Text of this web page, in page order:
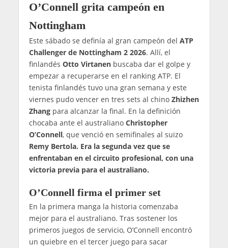
O’Connell grita campeón en
Nottingham
Este sábado se definía al gran campeón del ATP
Challenger de Nottingham 2 2026. Allí, el
finlandés Otto Virtanenbuscaba dar el golpe y
empezar a recuperarse en el ranking ATP. El
tenista finlandés tuvo una gran semana y este
viernes pudo vencer en tres sets al chino Zhizhen
Zhangpara alcanzar la final. En la definición
chocaba ante el australianoChristopher
O’Connell, que venció en semifinales al suizo
Remy Bertola. Era la segunda vez que se
enfrentaban en el circuito profesional, con una
victoria previa para el australiano.
O’Connell firma el primer set
En la primera manga la historia comenzaba
mejor para el australiano. Tras sostener los
primeros juegos de servicio, O’Connell encontró
un quiebre en el tercer juego para sacar